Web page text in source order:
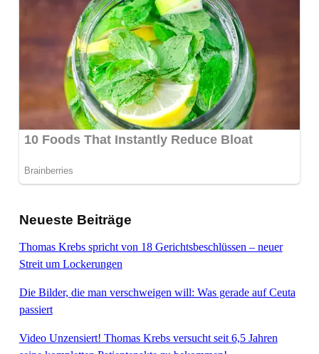
Neueste Beiträge
Thomas Krebs spricht von 18 Gerichtsbeschlüssen – neuer
Streit um Lockerungen
Die Bilder, die man verschweigen will: Was gerade auf Ceuta
passiert
Video Unzensiert! Thomas Krebs versucht seit 6,5 Jahren